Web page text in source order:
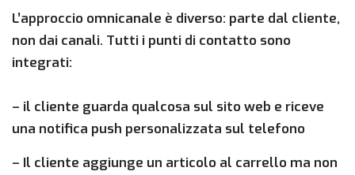
L’approccio omnicanale è diverso: parte dal cliente,
non dai canali. Tutti i punti di contatto sono
integrati:
– il cliente guarda qualcosa sul sito web e riceve
una notifica push personalizzata sul telefono
– Il cliente aggiunge un articolo al carrello ma non